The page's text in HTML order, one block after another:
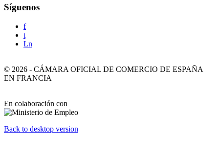
Síguenos
f
t
Ln
© 2026 - CÁMARA OFICIAL DE COMERCIO DE ESPAÑA
EN FRANCIA
En colaboración con
Back to desktop version